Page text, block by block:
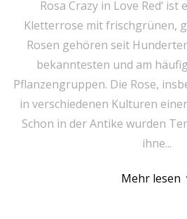
Rosa Crazy in Love Red‘
Kletterrose mit frischgrünen,
Rosen gehören seit
bekanntesten und am
Pflanzengruppen. Die Rose,
in verschiedenen Kulturen
Schon in der Antike wurden
ihne...
Mehr lesen